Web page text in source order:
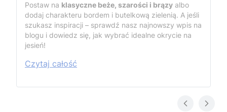
Postaw na klasyczne beże, szarości i brązy albo
dodaj charakteru bordem i butelkową zielenią. A jeśli
szukasz inspiracji – sprawdź nasz najnowszy wpis na
blogu i dowiedz się, jak wybrać idealne okrycie na
jesień!
Czytaj całość